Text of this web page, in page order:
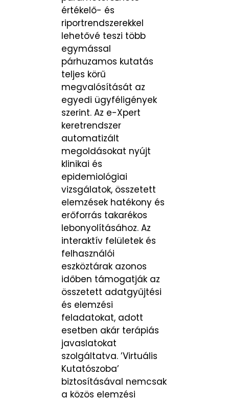
értékelő- és
riportrendszerekkel
lehetővé teszi több
egymással
párhuzamos kutatás
teljes körű
megvalósítását az
egyedi ügyféligények
szerint. Az e-Xpert
keretrendszer
automatizált
megoldásokat nyújt
klinikai és
epidemiológiai
vizsgálatok, összetett
elemzések hatékony és
erőforrás takarékos
lebonyolításához. Az
interaktív felületek és
felhasználói
eszköztárak azonos
időben támogatják az
összetett adatgyűjtési
és elemzési
feladatokat, adott
esetben akár terápiás
javaslatokat
szolgáltatva. ’Virtuális
Kutatószoba’
biztosításával nemcsak
a közös elemzési